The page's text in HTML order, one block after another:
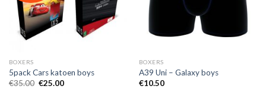
BOXERS
5pack Cars katoen boys
€35.00 Oorspronkelijke
€25.00Huidige
BOXERS
A39 Uni – Galaxy boys
€10.50